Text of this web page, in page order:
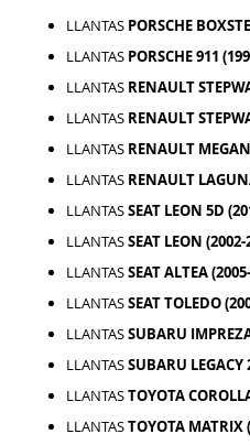
LLANTAS PORSCHE
LLANTAS PORSCHE 911
LLANTAS RENAULT
LLANTAS RENAULT
LLANTAS RENAULT
LLANTAS RENAULT
LLANTASSEAT LEON 5D
LLANTASSEAT LEON
LLANTASSEAT ALTEA
LLANTASSEAT TOLEDO
LLANTASSUBARU
LLANTASSUBARU LEGACY
LLANTASTOYOTA
LLANTASTOYOTA MATRIX